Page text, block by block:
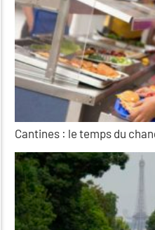
Cantines : le temps du